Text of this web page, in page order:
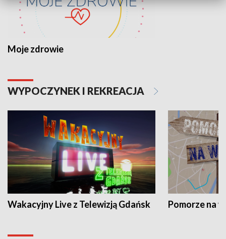
Moje zdrowie
WYPOCZYNEK I REKREACJA
Wakacyjny Live z Telewizją Gdańsk Pomorze na